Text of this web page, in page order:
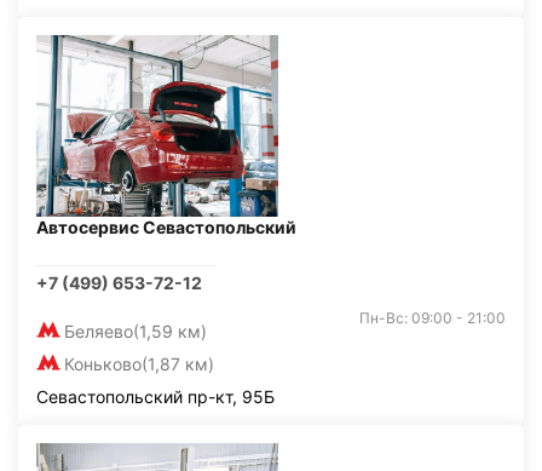
Автосервис Севастопольский
+7 (499) 653-72-12
Беляево(1,59 км)
Коньково(1,87 км)
Пн-Вс: 09:00 - 21:00
Севастопольский пр-кт, 95Б